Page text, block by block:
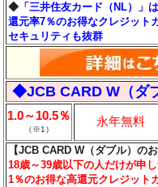
◆ 「三井住友カード（NL）」
還元率7％のお得なクレジット
セキュリティも抜群
◆JCB CARD W（ダ
1.0～10.5％
（※1）
永年無料
【JCB CARD W（ダブル）の
18歳～39歳以下の人だけが申
1％のお得な高還元クレジット